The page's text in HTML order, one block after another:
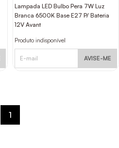
Lampada LED Bulbo Pera 7W Luz
Branca 6500K Base E27 P/ Bateria
12V Avant
Produto indisponível
AVISE-ME
1